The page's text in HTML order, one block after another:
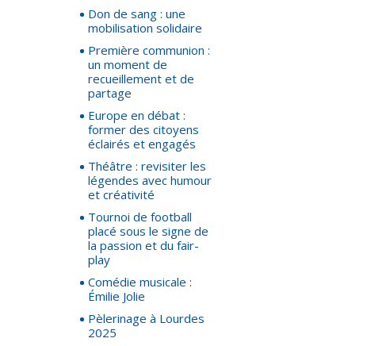
Don de sang : une
mobilisation solidaire
Première communion :
un moment de
recueillement et de
partage
Europe en débat :
former des citoyens
éclairés et engagés
Théâtre : revisiter les
légendes avec humour
et créativité
Tournoi de football
placé sous le signe de
la passion et du fair-
play
Comédie musicale :
Émilie Jolie
Pèlerinage à Lourdes
2025